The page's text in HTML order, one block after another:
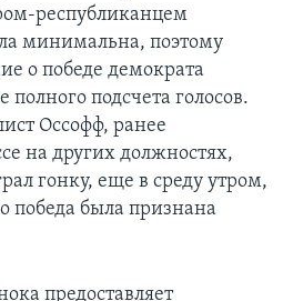
республиканцем
минимальна, поэтому
о победе демократа
полного подсчета голосов.
Оссофф, ранее
на других должностях,
гонку, еще в среду утром,
победа была признана
предоставляет